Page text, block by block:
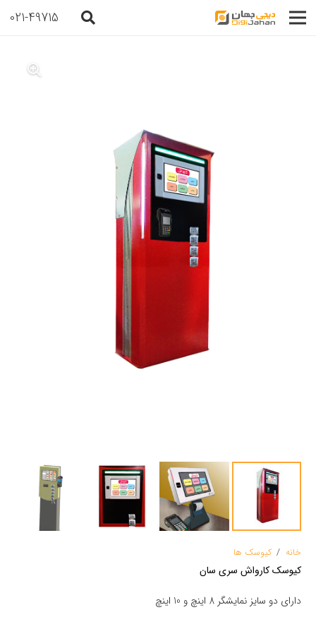
021-49715
خانه / کیوسک ها
کیوسک کارواش سری سان
دارای دو سایز نمایشگر 8 اینچ و 10 اینچ